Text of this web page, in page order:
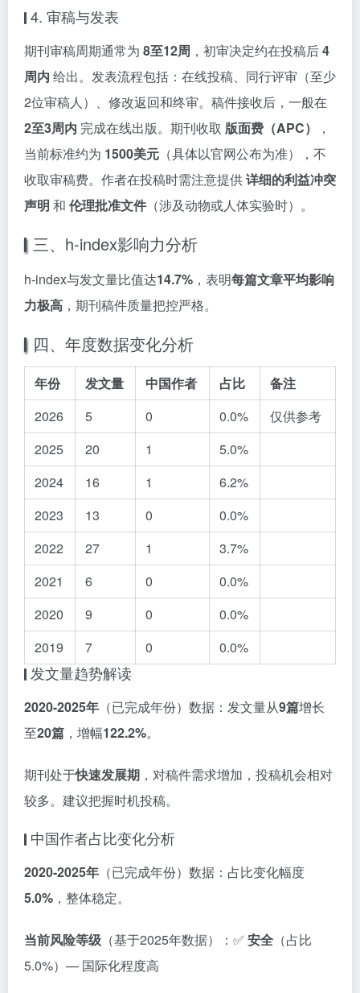
4. 审稿与发表
期刊审稿周期通常为 8至12周 ，初审决定约在投稿后4
周内 给出。发表流程包括：在线投稿、同行评审（至少
2位审稿人）、修改返回和终审。稿件接收后，一般在
2至3周内 完成在线出版。期刊收取 版面费（APC）
，
当前标准约为 1500美元 （具体以官网公布为准），不
收取审稿费。作者在投稿时需注意提供详细的利益冲突
声明 和 伦理批准文件 （涉及动物或人体实验时）。
三、h-index影响力分析
h-index与发文量比值达14.7% ，表明每篇文章平均影响
力极高 ，期刊稿件质量把控严格。
四、年度数据变化分析
年份 发文量 中国作者 占比
备注
2026
5 0 0.0%
仅供参考
2025
20 1
5.0%
2024
16 1
6.2%
2023
13 0
0.0%
2022
27 1
3.7%
2021
6 0
0.0%
2020
9 0
0.0%
2019
7 0 0.0%
发文量趋势解读
2020-2025年 （已完成年份）数据：发文量从9篇增长
至20篇 ，增幅122.2%。
期刊处于快速发展期 ，对稿件需求增加，投稿机会相对
较多。建议把握时机投稿。
中国作者占比变化分析
2020-2025年 （已完成年份）数据：占比变化幅度
5.0% ，整体稳定。
当前风险等级 （基于2025年数据）：✅ 安全 （占比
5.0%）— 国际化程度高